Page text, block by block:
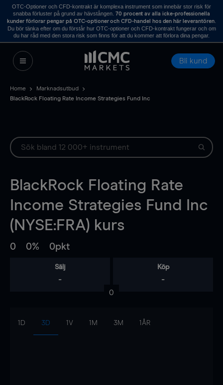
OTC-Optioner och CFD-kontrakt är komplexa instrument som innebär stor risk för
snabba förluster på grund av hävstången. 70 procent av alla icke-professionella
kunder förlorar pengar på OTC-optioner och CFD-handel hos den här leverantören.
Du bör tänka efter om du förstår hur OTC-optioner och CFD-kontrakt fungerar och om
du har råd med den stora risk som finns för att du kommer att förlora dina pengar.
Bli kund
Home
Marknadsutbud
BlackRock Floating Rate Income Strategies Fund Inc
BlackRock Floating Rate
Income Strategies Fund Inc
(NYSE:FRA) kurs
0 0% 0pkt
Sälj
-
Köp
-
0
1D 3D 1V 1M 3M 1ÅR